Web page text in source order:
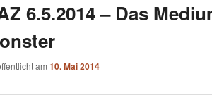
6.5.2014 – Das
am 10. Mai 2014